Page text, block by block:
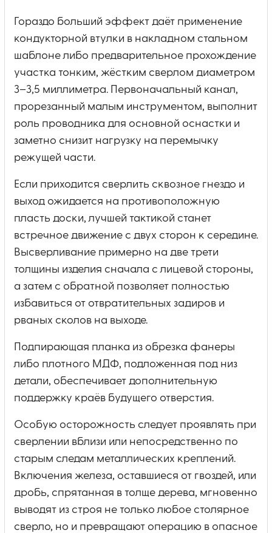
Гораздо больший эффект даёт применение
кондукторной втулки в накладном стальном
шаблоне либо предварительное прохождение
участка тонким, жёстким сверлом диаметром
3–3,5 миллиметра. Первоначальный канал,
прорезанный малым инструментом, выполнит
роль проводника для основной оснастки и
заметно снизит нагрузку на перемычку
режущей части.
Если приходится сверлить сквозное гнездо и
выход ожидается на противоположную
пласть доски, лучшей тактикой станет
встречное движение с двух сторон к середине.
Высверливание примерно на две трети
толщины изделия сначала с лицевой стороны,
а затем с обратной позволяет полностью
избавиться от отвратительных задиров и
рваных сколов на выходе.
Подпирающая планка из обрезка фанеры
либо плотного МДФ, подложенная под низ
детали, обеспечивает дополнительную
поддержку краёв будущего отверстия.
Особую осторожность следует проявлять при
сверлении вблизи или непосредственно по
старым следам металлических креплений.
Включения железа, оставшиеся от гвоздей, или
дробь, спрятанная в толще дерева, мгновенно
выводят из строя не только любое столярное
сверло, но и превращают операцию в опасное